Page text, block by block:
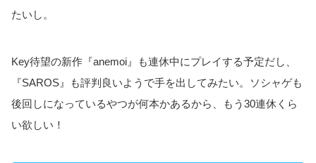
たいし。
Key待望の新作『anemoi』も連休中にプレイする予定だし、
『SAROS』も評判良いようで手を出してみたい。ソシャゲも
後回しになっているやつが何本かあるから、もう30連休くら
い欲しい！